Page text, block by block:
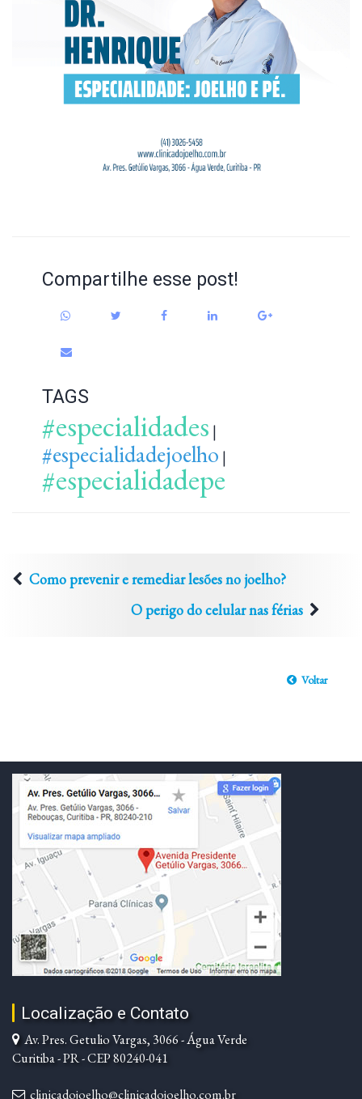
Compartilhe esse post!
TAGS
#especialidades |
#especialidadejoelho |
#especialidadepe
Como prevenir e remediar lesões no joelho?
O perigo do celular nas férias
Voltar
Localização e Contato
Av. Pres. Getulio Vargas, 3066 - Água Verde
Curitiba - PR - CEP 80240-041
clinicadojoelho@clinicadojoelho.com.br